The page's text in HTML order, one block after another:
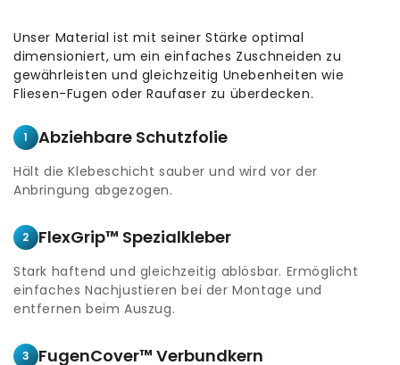
Unser Material ist mit seiner Stärke optimal
dimensioniert, um ein einfaches Zuschneiden zu
gewährleisten und gleichzeitig Unebenheiten wie
Fliesen-Fugen oder Raufaser zu überdecken.
1 Abziehbare Schutzfolie
Hält die Klebeschicht sauber und wird vor der
Anbringung abgezogen.
2 FlexGrip™ Spezialkleber
Stark haftend und gleichzeitig ablösbar. Ermöglicht
einfaches Nachjustieren bei der Montage und
entfernen beim Auszug.
3 FugenCover™ Verbundkern